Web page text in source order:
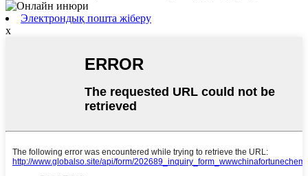
Электрондық пошта жіберу
x